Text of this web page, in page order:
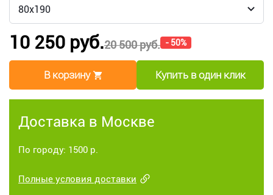
20 500 руб. - 50%
10 250 руб.
В корзину Купить в один клик
Доставка в Москве
По городу: 1500 р.
Полные условия доставки